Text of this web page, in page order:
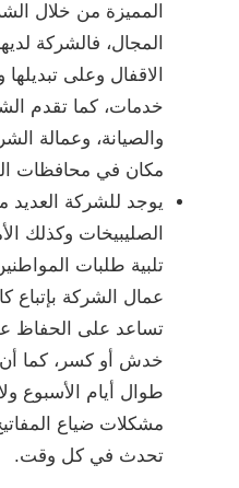
المميزة من خلال
المجال، فالشركة
الاقفال وعلى
خدمات، كما تقدم
والصيانة، وعمالة
مكان في محافظات
يوجد للشركة
الصليبيخات وكذلك
تلبية طلبات
عمال الشركة بإتباع
تساعد على الحفاظ
خدش أو كسر، كما
طوال أيام الأسبوع
مشكلات ضياع
تحدث في كل وقت.